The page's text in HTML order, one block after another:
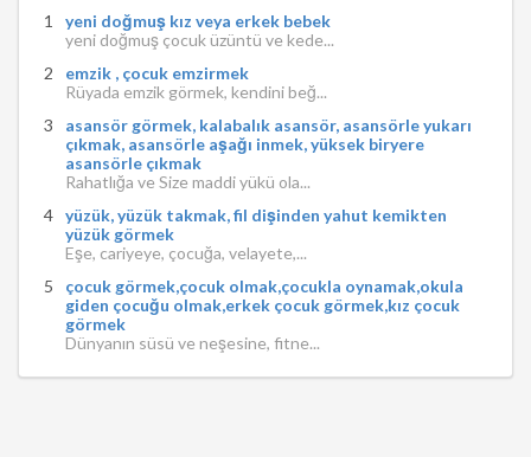
yeni doğmuş kız veya erkek bebek
yeni doğmuş çocuk üzüntü ve kede...
emzik , çocuk emzirmek
Rüyada emzik görmek, kendini beğ...
asansör görmek, kalabalık asansör, asansörle yukarı
çıkmak, asansörle aşağı inmek, yüksek biryere
asansörle çıkmak
Rahatlığa ve Size maddi yükü ola...
yüzük, yüzük takmak, fil dişinden yahut kemikten
yüzük görmek
Eşe, cariyeye, çocuğa, velayete,...
çocuk görmek,çocuk olmak,çocukla oynamak,okula
giden çocuğu olmak,erkek çocuk görmek,kız çocuk
görmek
Dünyanın süsü ve neşesine, fitne...